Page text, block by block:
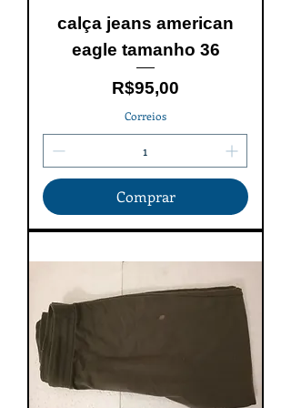
calça jeans american
eagle tamanho 36
Price
R$95,00
Correios
Comprar